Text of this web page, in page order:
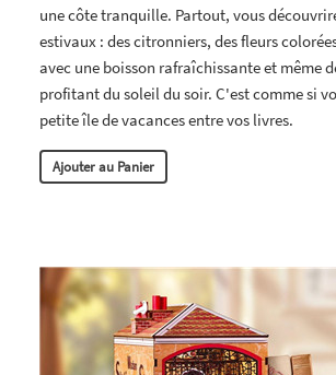
une côte tranquille. Partout, vous
estivaux : des citronniers, des fleurs
avec une boisson rafraîchissante et même
profitant du soleil du soir. C'est comme si
petite île de vacances entre vos livres.
Ajouter au Panier